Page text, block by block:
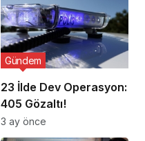
23 İlde Dev Operasyon:
405 Gözaltı!
Gündem
3 ay önce